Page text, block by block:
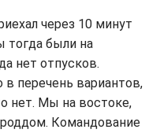
через 10 минут
тогда были на
нет отпусков.
перечень вариантов,
нет. Мы на востоке,
Командование